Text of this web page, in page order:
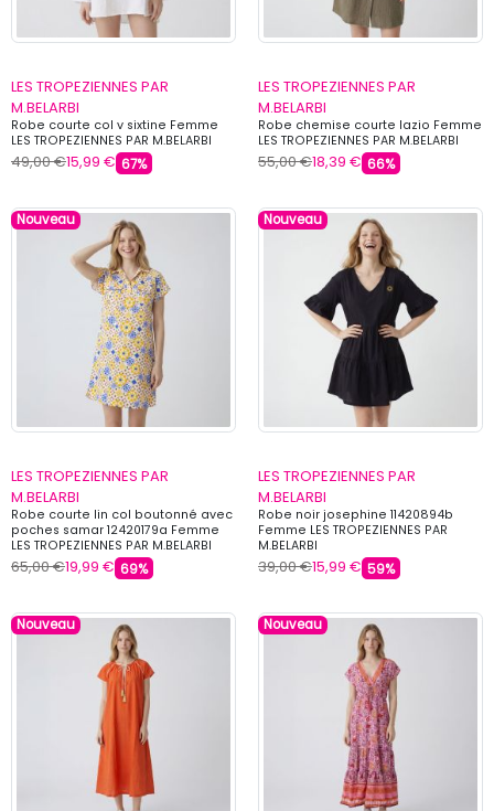
LES TROPEZIENNES PAR
M.BELARBI
Robe courte col v sixtine Femme
LES TROPEZIENNES PAR M.BELARBI
49,00 €15,99 € 67%
LES TROPEZIENNES PAR
M.BELARBI
Robe chemise courte lazio Femme
LES TROPEZIENNES PAR M.BELARBI
55,00 €18,39 € 66%
Nouveau
LES TROPEZIENNES PAR
M.BELARBI
Robe courte lin col boutonné avec
poches samar 12420179a Femme
LES TROPEZIENNES PAR M.BELARBI
65,00 €19,99 € 69%
Nouveau
LES TROPEZIENNES PAR
M.BELARBI
Robe noir josephine 11420894b
Femme LES TROPEZIENNES PAR
M.BELARBI
39,00 €15,99 € 59%
Nouveau Nouveau